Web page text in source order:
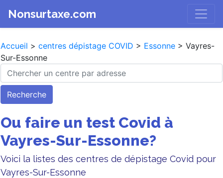
Nonsurtaxe.com
Accueil > centres dépistage COVID > Essonne > Vayres-
Sur-Essonne
Recherche
Ou faire un test Covid à
Vayres-Sur-Essonne?
Voici la listes des centres de dépistage Covid pour
Vayres-Sur-Essonne